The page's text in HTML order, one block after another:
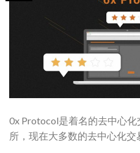
0x Protocol是着名的去中心
所，现在大多数的去中心化